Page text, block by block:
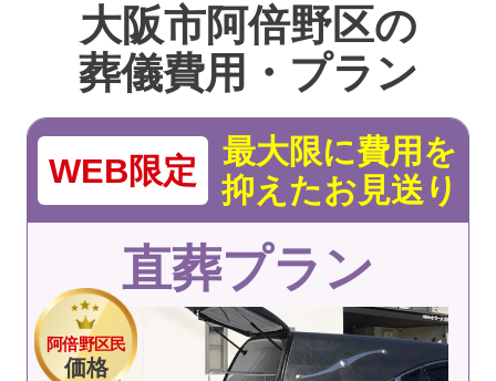
大阪市阿倍野区の
葬儀費用・プラン
阿倍野区民
価格
WEB限定
最大限に費用を
抑えたお見送り
直葬プラン